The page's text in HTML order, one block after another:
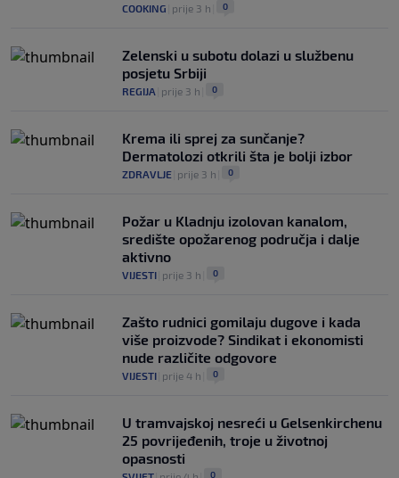
COOKING prije 3 h 0
Zelenski u subotu dolazi u službenu
posjetu Srbiji
REGIJA prije 3 h 0
Krema ili sprej za sunčanje?
Dermatolozi otkrili šta je bolji izbor
ZDRAVLJE prije 3 h 0
Požar u Kladnju izolovan kanalom,
središte opožarenog područja i dalje
aktivno
VIJESTI prije 3 h 0
Zašto rudnici gomilaju dugove i kada
više proizvode? Sindikat i ekonomisti
nude različite odgovore
VIJESTI prije 4 h 0
U tramvajskoj nesreći u Gelsenkirchenu
25 povrijeđenih, troje u životnoj
opasnosti
0